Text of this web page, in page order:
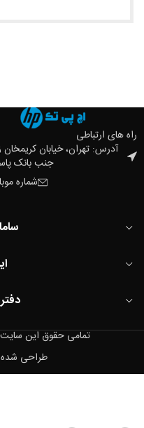
راه های ارتباطی
آدرس: تهران، خیابان
جنب بانک پاسارگاد
شماره موبایل:
تمامی حقوق این
طراحی